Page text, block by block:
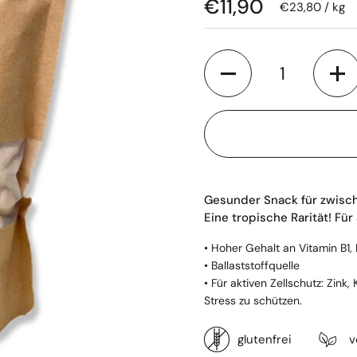
Regulärer Preis
€11,90 Stückpreis
€23,80 / kg
Anzahl
Gesunder Snack für
Eine tropische Rarität!
• Hoher Gehalt an Vitamin
• Ballaststoffquelle
• Für aktiven Zellschutz:
Stress zu schützen.
glutenfrei